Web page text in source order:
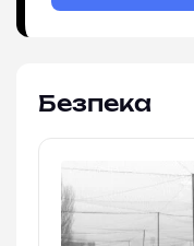
Безпека